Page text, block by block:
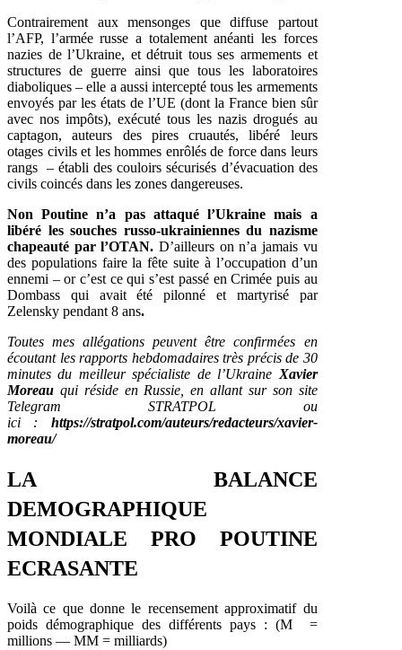
Contrairement aux mensonges que diffuse partout
l’AFP, l’armée russe a totalement anéanti les forces
nazies de l’Ukraine, et détruit tous ses armements et
structures de guerre ainsi que tous les laboratoires
diaboliques – elle a aussi intercepté tous les armements
envoyés par les états de l’UE (dont la France bien sûr
avec nos impôts), exécuté tous les nazis drogués au
captagon, auteurs des pires cruautés, libéré leurs
otages civils et les hommes enrôlés de force dans leurs
rangs – établi des couloirs sécurisés d’évacuation des
civils coincés dans les zones dangereuses.
Non Poutine n’a pas attaqué l’Ukraine mais a
libéré les souches russo-ukrainiennes du nazisme
chapeauté par l’OTAN. D’ailleurs on n’a jamais vu
des populations faire la fête suite à l’occupation d’un
ennemi – or c’est ce qui s’est passé en Crimée puis au
Dombass qui avait été pilonné et martyrisé par
Zelensky pendant 8 ans.
Toutes mes allégations peuvent être confirmées en
écoutant les rapports hebdomadaires très précis de 30
minutes du meilleur spécialiste de l’Ukraine Xavier
Moreau qui réside en Russie, en allant sur son site
Telegram STRATPOL ou
ici : https://stratpol.com/auteurs/redacteurs/xavier-
moreau/
LA BALANCE
DEMOGRAPHIQUE
MONDIALE PRO POUTINE
ECRASANTE
Voilà ce que donne le recensement approximatif du
poids démographique des différents pays : (M =
millions — MM = milliards)